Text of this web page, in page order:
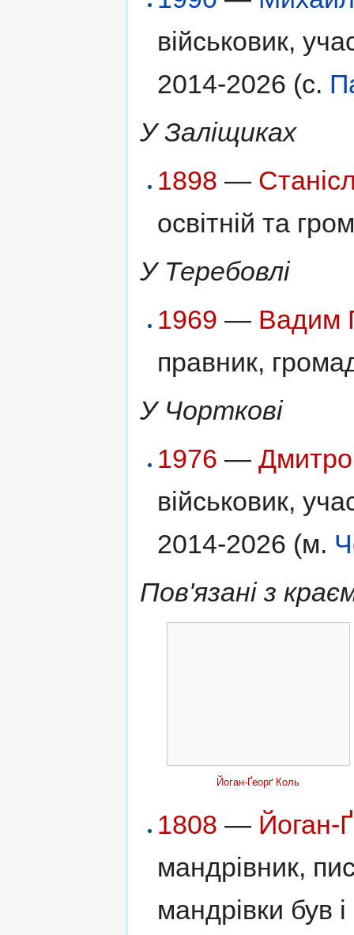
військовик,
2014-2026 (с.
У Заліщиках
1898 —
освітній та
У Теребовлі
1969 — Вадим
правник,
У Чорткові
1976 —
військовик,
2014-2026 (м.
Пов'язані з
Йоган-Ґеорґ Коль
1808 — Йоган-
мандрівник,
мандрівки був